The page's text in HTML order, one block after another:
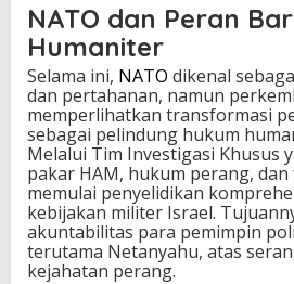
NATO dan Peran
Humaniter
Selama ini, NATO dikenal
dan pertahanan, namun
memperlihatkan transformasi
sebagai pelindung hukum
Melalui Tim Investigasi Khusus
pakar HAM, hukum perang,
memulai penyelidikan
kebijakan militer Israel.
akuntabilitas para pemimpin
terutama Netanyahu, atas
kejahatan perang.